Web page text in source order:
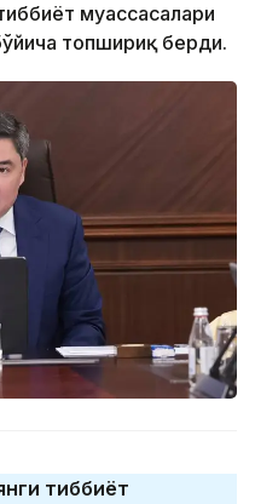
муассасалари
топшириқ берди.
тиббиёт